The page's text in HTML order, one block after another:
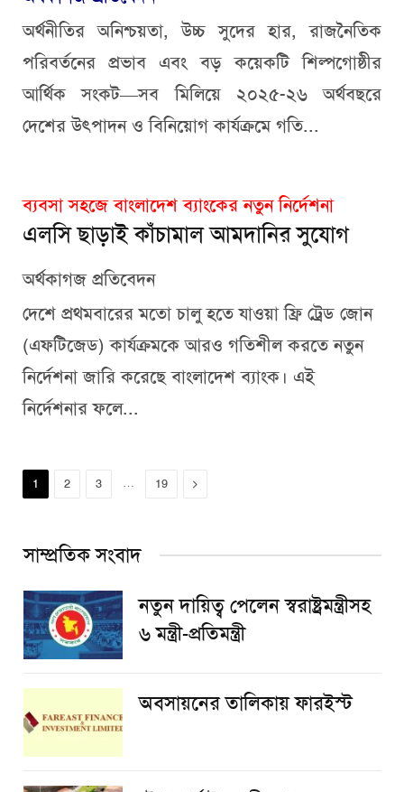
অর্থনীতির অনিশ্চয়তা, উচ্চ সুদের হার, রাজনৈতিক
পরিবর্তনের প্রভাব এবং বড় কয়েকটি শিল্পগোষ্ঠীর
আর্থিক সংকট—সব মিলিয়ে ২০২৫-২৬ অর্থবছরে
দেশের উৎপাদন ও বিনিয়োগ কার্যক্রমে গতি...
ব্যবসা সহজে বাংলাদেশ ব্যাংকের নতুন নির্দেশনা
এলসি ছাড়াই কাঁচামাল আমদানির সুযোগ
অর্থকাগজ প্রতিবেদন
দেশে প্রথমবারের মতো চালু হতে যাওয়া ফ্রি ট্রেড জোন
(এফটিজেড) কার্যক্রমকে আরও গতিশীল করতে নতুন
নির্দেশনা জারি করেছে বাংলাদেশ ব্যাংক। এই
নির্দেশনার ফলে...
1 2 3 … 19 Next
সাম্প্রতিক সংবাদ
নতুন দায়িত্ব পেলেন স্বরাষ্ট্রমন্ত্রীসহ
৬ মন্ত্রী-প্রতিমন্ত্রী
অবসায়নের তালিকায় ফারইস্ট